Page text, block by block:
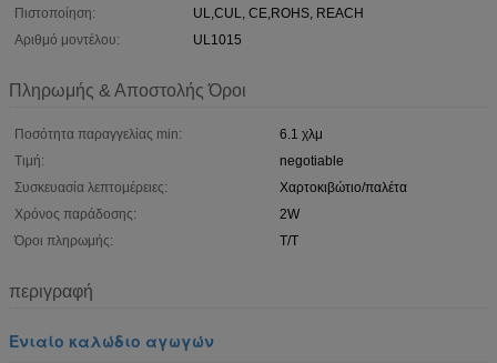
Πιστοποίηση:
UL,CUL, CE,ROHS, REACH
Αριθμό μοντέλου:
UL1015
Πληρωμής & Αποστολής Όροι
Ποσότητα παραγγελίας min:
6.1 χλμ
Τιμή:
negotiable
Συσκευασία λεπτομέρειες:
Χαρτοκιβώτιο/παλέτα
Χρόνος παράδοσης:
2W
Όροι πληρωμής:
T/T
περιγραφή
Ενιαίο καλώδιο αγωγών